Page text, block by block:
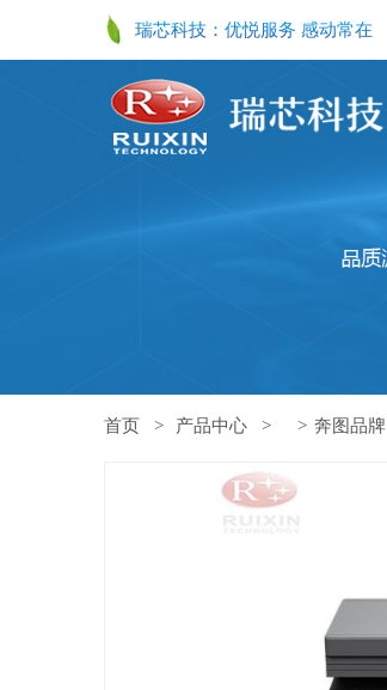
瑞芯科技：优悦服务 感动常在
首页 产品中心 奔图品牌